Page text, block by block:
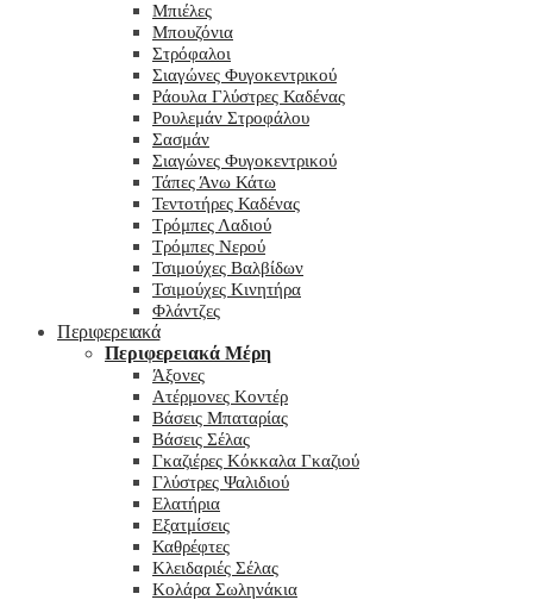
Μπιέλες
Μπουζόνια
Στρόφαλοι
Σιαγώνες Φυγοκεντρικού
Ράουλα Γλύστρες Καδένας
Ρουλεμάν Στροφάλου
Σασμάν
Σιαγώνες Φυγοκεντρικού
Τάπες Άνω Κάτω
Τεντοτήρες Καδένας
Τρόμπες Λαδιού
Τρόμπες Νερού
Τσιμούχες Βαλβίδων
Τσιμούχες Κινητήρα
Φλάντζες
Περιφερειακά
Περιφερειακά Μέρη
Άξονες
Ατέρμονες Κοντέρ
Βάσεις Μπαταρίας
Βάσεις Σέλας
Γκαζιέρες Κόκκαλα Γκαζιού
Γλύστρες Ψαλιδιού
Ελατήρια
Εξατμίσεις
Καθρέφτες
Κλειδαριές Σέλας
Κολάρα Σωληνάκια